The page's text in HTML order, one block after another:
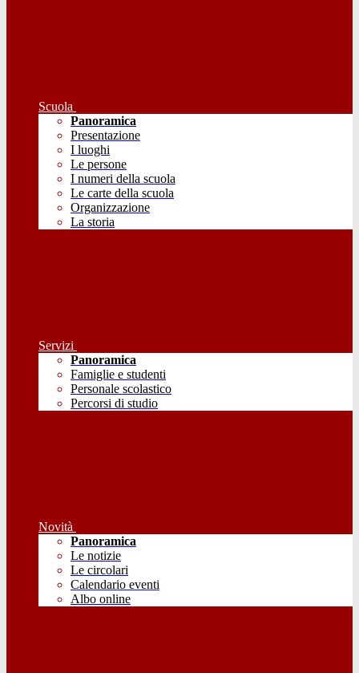
Scuola
Panoramica
Presentazione
I luoghi
Le persone
I numeri della scuola
Le carte della scuola
Organizzazione
La storia
Servizi
Panoramica
Famiglie e studenti
Personale scolastico
Percorsi di studio
Novità
Panoramica
Le notizie
Le circolari
Calendario eventi
Albo online